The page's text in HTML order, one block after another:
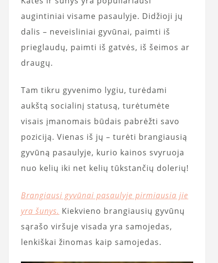
augintiniai visame pasaulyje. Didžioji jų
dalis – neveisliniai gyvūnai, paimti iš
prieglaudų, paimti iš gatvės, iš šeimos ar
draugų.
Tam tikru gyvenimo lygiu, turėdami
aukštą socialinį statusą, turėtumėte
visais įmanomais būdais pabrėžti savo
poziciją. Vienas iš jų – turėti brangiausią
gyvūną pasaulyje, kurio kainos svyruoja
nuo kelių iki net kelių tūkstančių dolerių!
Brangiausi gyvūnai pasaulyje pirmiausia jie
yra šunys. Kiekvieno brangiausių gyvūnų
sąrašo viršuje visada yra samojedas,
lenkiškai žinomas kaip samojedas.